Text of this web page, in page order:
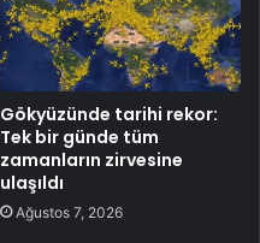
Gökyüzünde tarihi rekor:
Tek bir günde tüm
zamanların zirvesine
ulaşıldı
Ağustos 7, 2026